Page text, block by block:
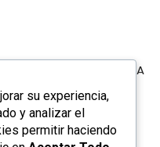
PROYECTA SU RIQUEZA
NACIONAL POTOSINA
CULMINAN
DE VERANO EN
su experiencia,
y analizar el
permitir haciendo